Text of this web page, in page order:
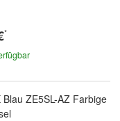
*
Blau ZE5SL-AZ Farbige